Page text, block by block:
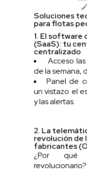
Soluciones
para flotas
1. El
(SaaS): tu
centralizado
Acceso
de la semana,
Panel de
un vistazo el
y las alertas.
2. La
revolución de
fabricantes
¿Por qué
revolucionario?